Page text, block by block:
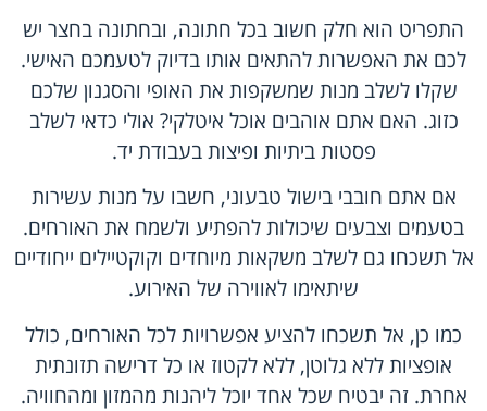
התפריט הוא חלק חשוב בכל חתונה, ובחתונה בחצר יש
לכם את האפשרות להתאים אותו בדיוק לטעמכם האישי.
שקלו לשלב מנות שמשקפות את האופי והסגנון שלכם
כזוג. האם אתם אוהבים אוכל איטלקי? אולי כדאי לשלב
פסטות ביתיות ופיצות בעבודת יד.
אם אתם חובבי בישול טבעוני, חשבו על מנות עשירות
בטעמים וצבעים שיכולות להפתיע ולשמח את האורחים.
אל תשכחו גם לשלב משקאות מיוחדים וקוקטיילים ייחודיים
שיתאימו לאווירה של האירוע.
כמו כן, אל תשכחו להציע אפשרויות לכל האורחים, כולל
אופציות ללא גלוטן, ללא לקטוז או כל דרישה תזונתית
אחרת. זה יבטיח שכל אחד יוכל ליהנות מהמזון ומהחוויה.